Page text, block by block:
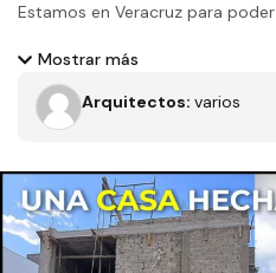
Estamos en Veracruz para
Mostrar más
Arquitectos: varios
Filtros